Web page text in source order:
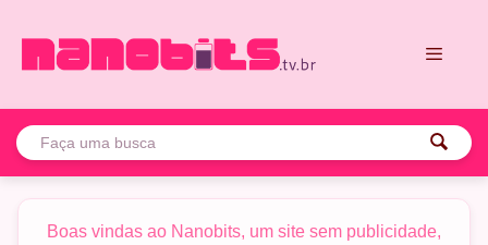
para
Boas vindas ao Nanobits, um site sem publicidade,